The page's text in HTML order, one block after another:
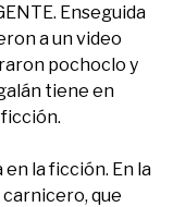
Enseguida
a un video
pochoclo y
tiene en
la ficción. En la
carnicero, que